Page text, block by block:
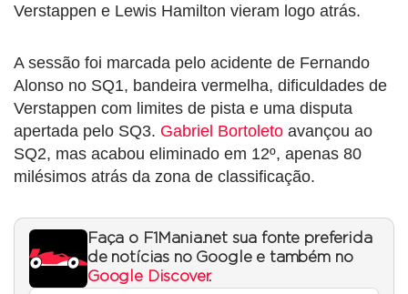
Verstappen e Lewis Hamilton vieram logo atrás.
A sessão foi marcada pelo acidente de Fernando
Alonso no SQ1, bandeira vermelha, dificuldades de
Verstappen com limites de pista e uma disputa
apertada pelo SQ3. Gabriel Bortoleto avançou ao
SQ2, mas acabou eliminado em 12º, apenas 80
milésimos atrás da zona de classificação.
Faça o F1Mania.net sua fonte preferida
de notícias no Google e também no
Google Discover.